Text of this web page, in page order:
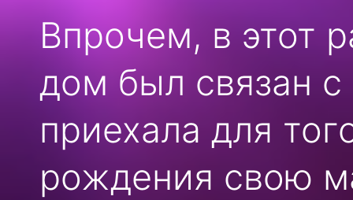
Впрочем, в этот
дом был связан
приехала для
рождения свою